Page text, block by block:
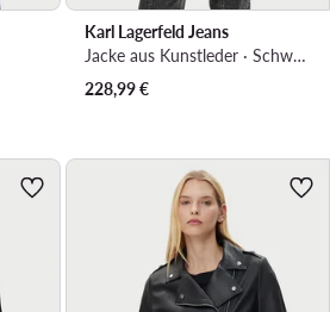
Karl Lagerfeld Jeans
Jacke aus Kunstleder · Schwarz
228,99€